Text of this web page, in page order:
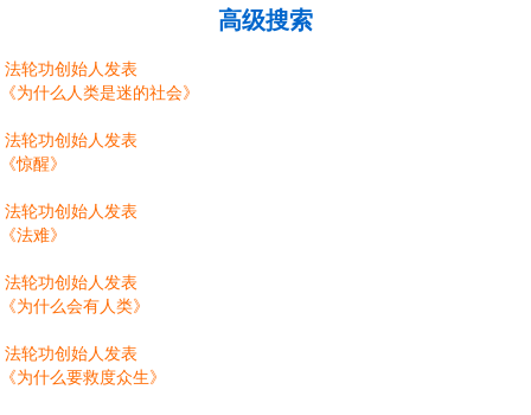
高级搜索
法轮功创始人发表
《为什么人类是迷的社会》
法轮功创始人发表
《惊醒》
法轮功创始人发表
《法难》
法轮功创始人发表
《为什么会有人类》
法轮功创始人发表
《为什么要救度众生》